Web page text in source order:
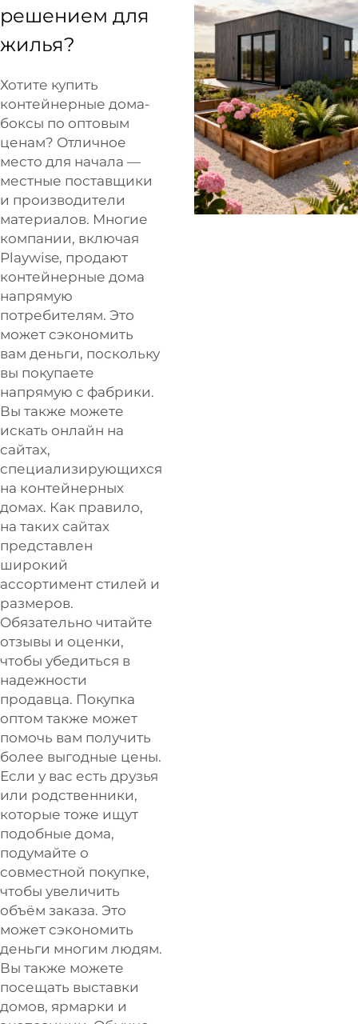
решением для
жилья?
Хотите купить
контейнерные дома-
боксы по оптовым
ценам? Отличное
место для начала —
местные поставщики
и производители
материалов. Многие
компании, включая
Playwise, продают
контейнерные дома
напрямую
потребителям. Это
может сэкономить
вам деньги, поскольку
вы покупаете
напрямую с фабрики.
Вы также можете
искать онлайн на
сайтах,
специализирующихся
на контейнерных
домах. Как правило,
на таких сайтах
представлен
широкий
ассортимент стилей и
размеров.
Обязательно читайте
отзывы и оценки,
чтобы убедиться в
надежности
продавца. Покупка
оптом также может
помочь вам получить
более выгодные цены.
Если у вас есть друзья
или родственники,
которые тоже ищут
подобные дома,
подумайте о
совместной покупке,
чтобы увеличить
объём заказа. Это
может сэкономить
деньги многим людям.
Вы также можете
посещать выставки
домов, ярмарки и